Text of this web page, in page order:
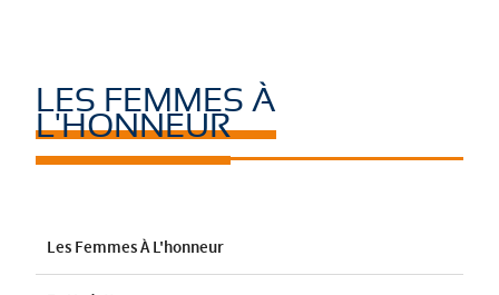
LES FEMMES À
L'HONNEUR
Les Femmes À L'honneur